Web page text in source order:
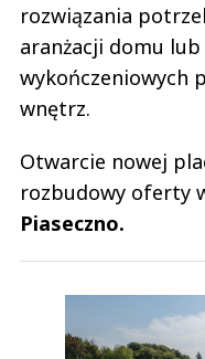
rozwiązania
aranżacji domu
wykończeniowych
wnętrz.
Otwarcie nowej
rozbudowy oferty
Piaseczno.